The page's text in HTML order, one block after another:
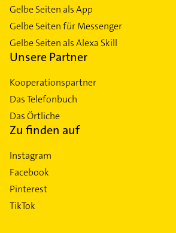
Gelbe Seiten als App
Gelbe Seiten für Messenger
Gelbe Seiten als Alexa Skill
Unsere Partner
Kooperationspartner
Das Telefonbuch
Das Örtliche
Zu finden auf
Instagram
Facebook
Pinterest
TikTok